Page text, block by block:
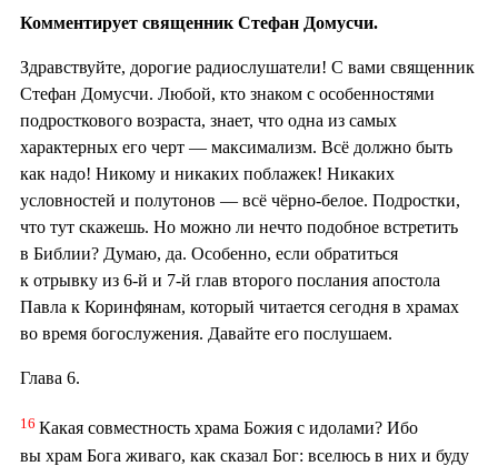
Комментирует священник Стефан Домусчи.
Здравствуйте, дорогие радиослушатели! С вами священник
Стефан Домусчи. Любой, кто знаком с особенностями
подросткового возраста, знает, что одна из самых
характерных его черт — максимализм. Всё должно быть
как надо! Никому и никаких поблажек! Никаких
условностей и полутонов — всё чёрно-белое. Подростки,
что тут скажешь. Но можно ли нечто подобное встретить
в Библии? Думаю, да. Особенно, если обратиться
к отрывку из 6-й и 7-й глав второго послания апостола
Павла к Коринфянам, который читается сегодня в храмах
во время богослужения. Давайте его послушаем.
Глава 6.
16 Какая совместность храма Божия с идолами? Ибо
вы храм Бога живаго, как сказал Бог: вселюсь в них и буду